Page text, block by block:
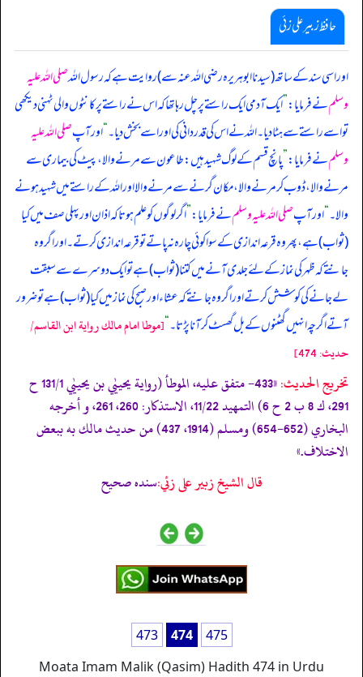
حافظ زبیر علی زئی
اور اسی سند کے ساتھ (سیدنا ابوہریرہ رضی اللہ عنہ سے) روایت ہے کہ رسول اللہصلی اللہ علیہ
وسلمنے فرمایا:”ایک آدمی ایک راستے پر چل رہا تھا کہ اس نے راستے پر کانٹوں والی ٹہنی دیکھی
تو اسے راستے سے ہٹا دیا۔ اللہ نے اس کی قدر دانی کی اور اسے بخش دیا۔“اور آپصلی اللہ علیہ
وسلمنے فرمایا:”پانچ قسم کے لوگ شہید ہیں: طاعون سے مرنے والا، پیٹ کی بیماری سے
مرنے والا، ڈوب کر مرنے والا، مکان گرنے سے مرنے والا اور اللہ کے راستے میں شہید ہونے
والا۔“اور آپصلی اللہ علیہ وسلمنے فرمایا:”اگر لوگوں کو علم ہوتا کہ اذان اور پہلی صف میں کیا
(ثواب) ہے، پھر وہ قرعہ اندازی کے سوا کوئی چارہ نہ پاتے تو قرعہ اندازی کرتے۔ اور اگر وہ
جانتے کہ ظہر کی نماز کے لئے جلدی آنے میں کتنا (ثواب) ہے تو ایک دوسرے سے سبقت
لے جانے کی کوشش کرتے اور اگر وہ جانتے کہ عشاء اور صبح کی نماز میں کیا (ثواب) ہے تو ضرور
آتے اگرچہ انہیں گھٹنوں کے بل گھسٹ کر آنا پڑتا۔“[موطا امام مالك رواية ابن القاسم/
حدیث: 474]
تخریج الحدیث:
«433- متفق عليه، الموطأ (رواية يحييٰي بن يحييٰي 131/1 ح
291، ك 8 ب 2 ح 6) التمهيد 11/22، الاستذكار: 260، 261، و أخرجه
البخاري (652-654) ومسلم (1914، 437) من حديث مالك به ببعض
الاختلاف.»
قال الشيخ زبير على زئي:سنده صحيح
473 474
475
Moata Imam Malik (Qasim) Hadith 474 in Urdu